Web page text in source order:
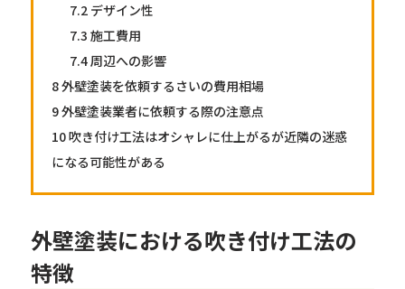
7.2 デザイン性
7.3 施工費用
7.4周辺への影響
8外壁塗装を依頼するさいの費用相場
9外壁塗装業者に依頼する際の注意点
10吹き付け工法はオシャレに仕上がるが近隣の迷惑
になる可能性がある
外壁塗装における吹き付け工法の
特徴